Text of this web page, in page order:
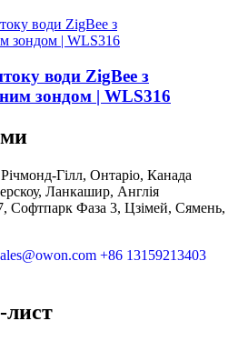
води ZigBee з
зондом | WLS316
Гілл, Онтаріо, Канада
Ланкашир, Англія
Софтпарк Фаза 3, Цзімей, Сямень,
+86 13159213403
лист